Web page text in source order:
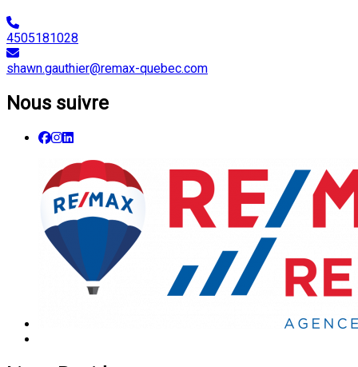
4505181028
shawn.gauthier@remax-quebec.com
Nous suivre